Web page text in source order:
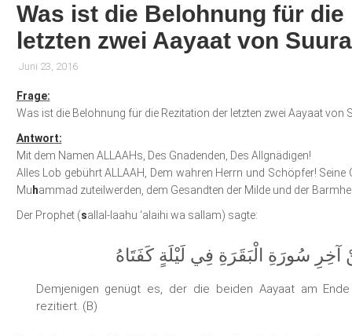
Was ist die Belohnung für die
letzten zwei Aayaat von
Juni 23, 2016
Frage:
Was ist die Belohnung für die Rezitation der letzten zwei Aayaat von
Antwort:
Mit dem Namen ALLAAHs, Des Gnadenden, Des Allgnädigen!
Alles Lob gebührt ALLAAH, Dem wahren Herrn und Schöpfer!
Mu hammad zuteilwerden, dem Gesandten der Milde und der
Der Prophet (sallal-laahu ‘alaihi wa sallam) sagte:
آخِرِ سُورَةِ الْبَقَرَةِ فِي لَيْلَةٍ كَفَتَاهُ
Demjenigen genügt es, der die beiden Aayaat am
rezitiert. (B)